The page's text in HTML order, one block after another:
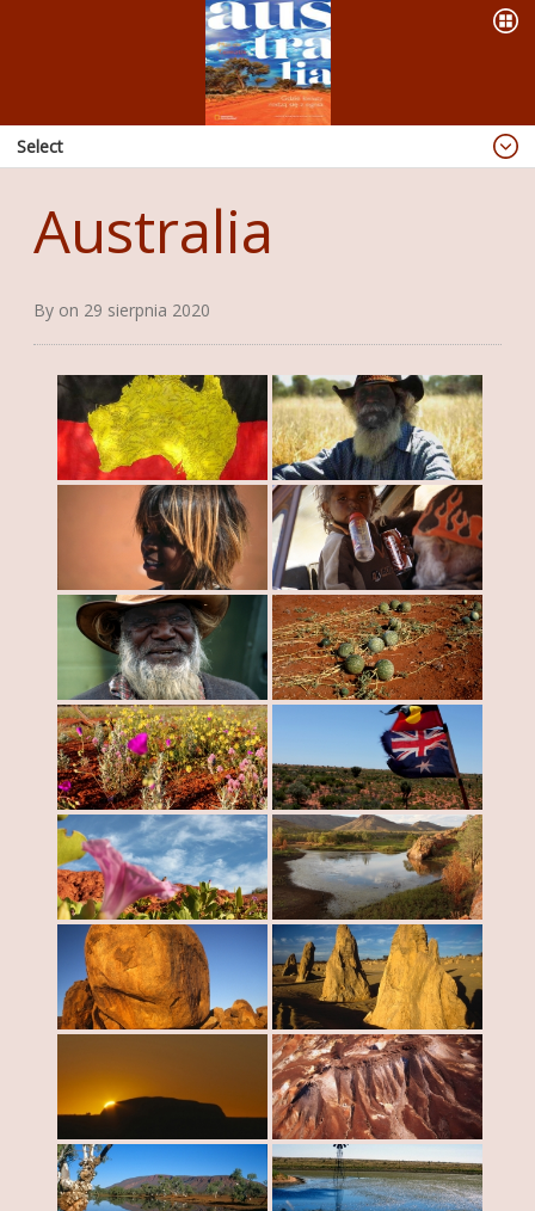
Select
Dzieje się
PREZENTACJE
KSIĄŻKI
ABORIGINAL ART
PUBLIKACJE
O MNIE
KONTAKT
FRIENDS
Australia
By on 29 sierpnia 2020